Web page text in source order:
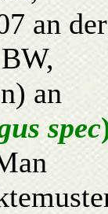
an der
an
spec